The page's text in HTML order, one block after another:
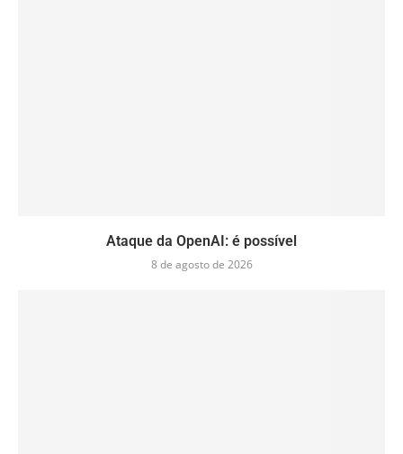
Ataque da OpenAI: é possível
8 de agosto de 2026